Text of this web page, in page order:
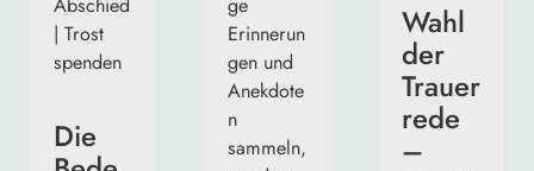
Die
Wahl
der
Trauer
rede
–